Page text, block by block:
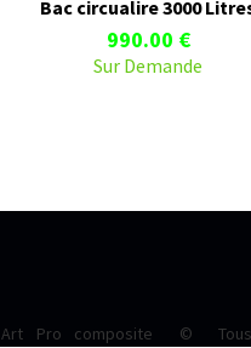
Art Pro composite ©
Bac circualire 3000
990.00 €
Sur Demande